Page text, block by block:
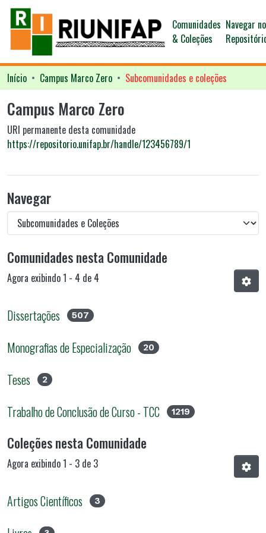
Comunidades
& Coleções
Navegar no
Início Campus Marco Zero Subcomunidades e coleções
Campus Marco Zero
URI permanente desta comunidade
https://repositorio.unifap.br/handle/123456789/1
Navegar
Comunidades nesta Comunidade
Agora exibindo1 - 4 de 4
Dissertações 507
Monografias de Especialização 20
Teses 2
Trabalho de Conclusão de Curso - TCC 1219
Coleções nesta Comunidade
Agora exibindo1 - 3 de 3
Artigos Científicos 3